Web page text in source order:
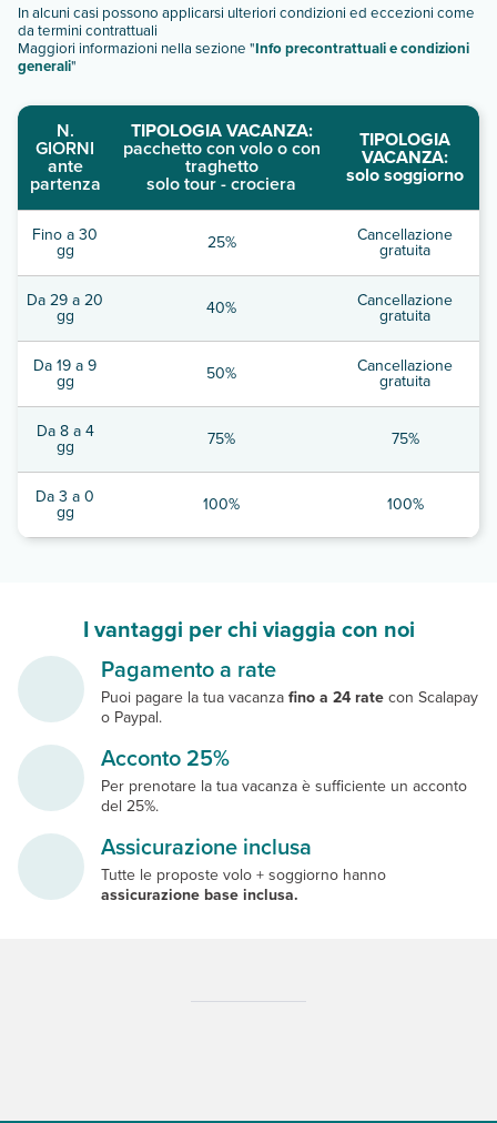
In alcuni casi possono applicarsi ulteriori condizioni ed eccezioni come
da termini contrattuali
Maggiori informazioni nella sezione "Info precontrattuali e condizioni
generali"
N.
GIORNI
ante
partenza
TIPOLOGIA VACANZA:
pacchetto con volo o con
traghetto
solo tour - crociera
TIPOLOGIA
VACANZA:
solo soggiorno
Fino a 30
gg 25% Cancellazione
gratuita
Da 29 a 20
gg 40% Cancellazione
gratuita
Da 19 a 9
gg 50% Cancellazione
gratuita
Da 8 a 4
gg 75% 75%
Da 3 a 0
gg 100% 100%
I vantaggi per chi viaggia con noi
Pagamento a rate
Puoi pagare la tua vacanzafino a 24 ratecon Scalapay
o Paypal.
Acconto 25%
Per prenotare la tua vacanza è sufficiente un acconto
del 25%.
Assicurazione inclusa
Tutte le proposte volo + soggiorno hanno
assicurazione base inclusa.